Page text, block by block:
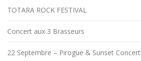
TOTARA ROCK FESTIVAL
Concert aux 3 Brasseurs
22 Septembre – Pirogue & Sunset Concert